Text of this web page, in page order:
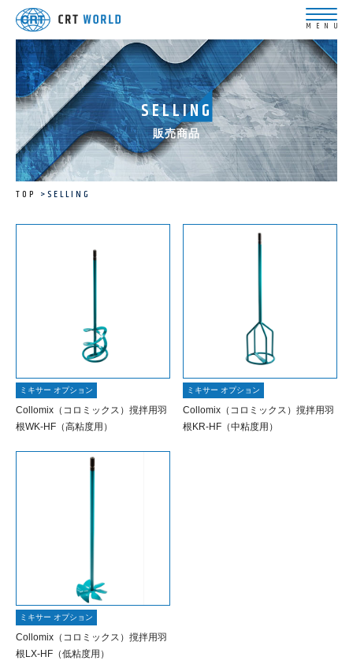
SELLING
販売商品
TOP SELLING
ミキサー オプション
Collomix（コロミックス）撹拌用羽
根WK-HF（高粘度用）
ミキサー オプション
Collomix（コロミックス）撹拌用羽
根KR-HF（中粘度用）
ミキサー オプション
Collomix（コロミックス）撹拌用羽
根LX-HF（低粘度用）